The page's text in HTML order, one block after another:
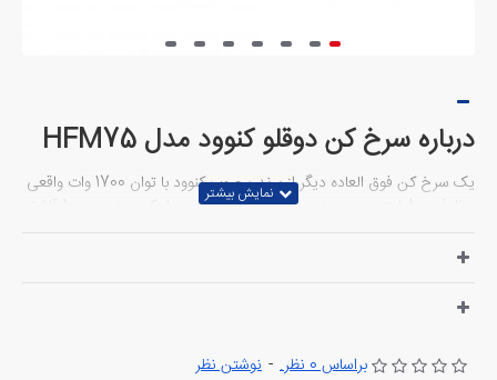
درباره سرخ کن دوقلو کنوود مدل HFM75
یک سرخ کن فوق العاده دیگر از برند محبوب کنوود با توان 1700 وات واقعی
براساس 0 نظر. - نوشتن نظر